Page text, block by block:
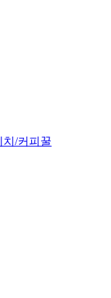
치/커피꿀